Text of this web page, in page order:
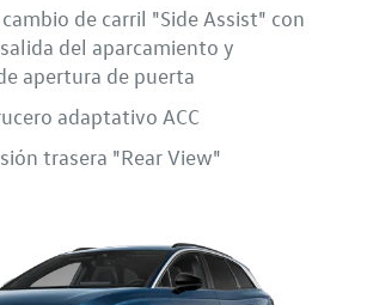
de carril "Side Assist" con
del aparcamiento y
apertura de puerta
adaptativo ACC
trasera "Rear View"